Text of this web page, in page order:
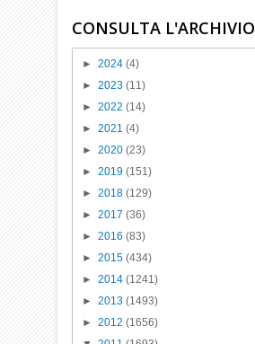
CONSULTA L'ARCHIVIO
►2024(4)
►2023(11)
►2022(14)
►2021(4)
►2020(23)
►2019(151)
►2018(129)
►2017(36)
►2016(83)
►2015(434)
►2014(1241)
►2013(1493)
►2012(1656)